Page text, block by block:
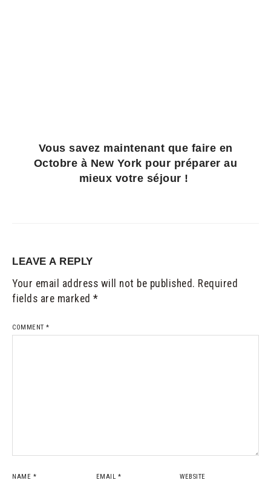
Vous savez maintenant que faire en
Octobre à New York pour préparer au
mieux votre séjour !
LEAVE A REPLY
Your email address will not be published. Required
fields are marked *
COMMENT *
NAME * EMAIL * WEBSITE